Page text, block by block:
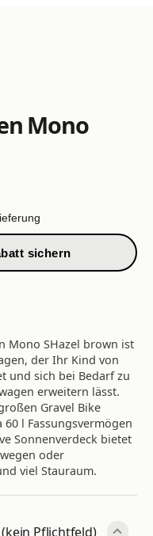
Mono
sichern
Mono SHazel brown ist
der Ihr Kind von
und sich bei Bedarf zu
erweitern lässt.
Gravel Bike
l Fassungsvermögen
Sonnenverdeck bietet
oder
viel Stauraum.
Pflichtfeld)